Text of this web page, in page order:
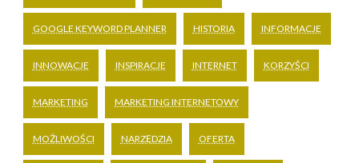
GOOGLE KEYWORD PLANNER HISTORIA INFORMACJE
INNOWACJE INSPIRACJE INTERNET KORZYŚCI
MARKETING MARKETING INTERNETOWY
MOŻLIWOŚCI NARZĘDZIA OFERTA